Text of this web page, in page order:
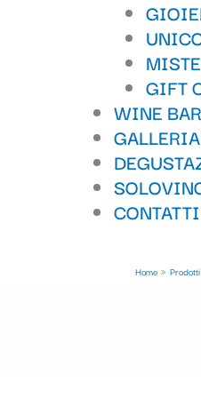
GIFT
WINE
GALLERIA
CONTATTI
Home Prodotti